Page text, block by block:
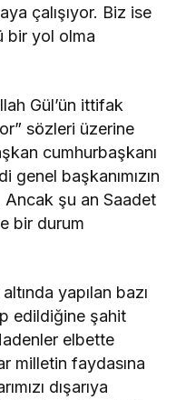
çalışıyor. Biz ise
bir yol olma
Gül’ün ittifak
sözleri üzerine
cumhurbaşkanı
genel başkanımızın
Ancak şu an Saadet
bir durum
yapılan bazı
edildiğine şahit
elbette
milletin faydasına
dışarıya